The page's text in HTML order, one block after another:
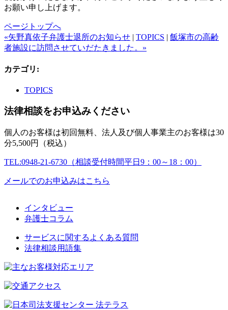
お願い申し上げます。
ページトップへ
«矢野真依子弁護士退所のお知らせ | TOPICS | 飯塚市の高齢
者施設に訪問させていだたきました。»
カテゴリ :
TOPICS
法律相談をお申込みください
個人のお客様は初回無料、法人及び個人事業主のお客様は30
分5,500円（税込）
TEL:0948-21-6730（相談受付時間平日9：00～18：00）
メールでのお申込みはこちら
インタビュー
弁護士コラム
サービスに関するよくある質問
法律相談用語集